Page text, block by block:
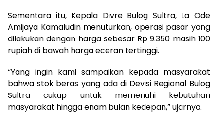
Sementara itu, Kepala Divre Bulog Sultra, La Ode
Amijaya Kamaludin menuturkan, operasi pasar yang
dilakukan dengan harga sebesar Rp 9.350 masih 100
rupiah di bawah harga eceran tertinggi.
“Yang ingin kami sampaikan kepada masyarakat
bahwa stok beras yang ada di Devisi Regional Bulog
Sultra cukup untuk memenuhi kebutuhan
masyarakat hingga enam bulan kedepan,” ujarnya.